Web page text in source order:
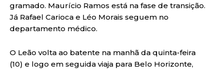
gramado. Maurício Ramos está na fase de transição.
Já Rafael Carioca e Léo Morais seguem no
departamento médico.
O Leão volta ao batente na manhã da quinta-feira
(10) e logo em seguida viaja para Belo Horizonte,